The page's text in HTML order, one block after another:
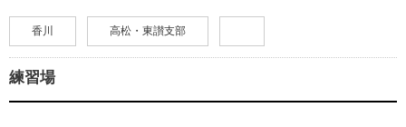
香川 高松・東讃支部
練習場